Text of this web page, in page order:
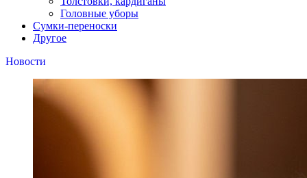
Головные уборы
Сумки-переноски
Другое
Новости